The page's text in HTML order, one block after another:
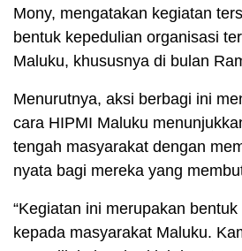
Mony, mengatakan kegiatan
bentuk kepedulian organisasi
Maluku, khususnya di bulan
Menurutnya, aksi berbagi ini
cara HIPMI Maluku
tengah masyarakat dengan
nyata bagi mereka yang
“Kegiatan ini merupakan
kepada masyarakat Maluku.